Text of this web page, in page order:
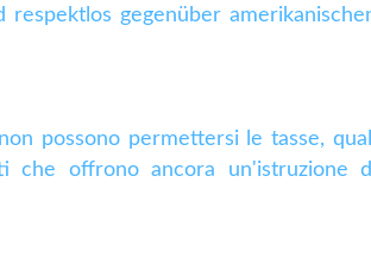
gegenüber
possono permettersi le tasse,
che offrono ancora un'istruzione